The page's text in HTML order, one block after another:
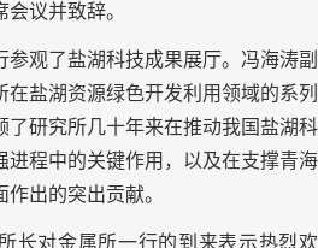
议并致辞。
参观了盐湖科技成果展厅。冯海涛副
盐湖资源绿色开发利用领域的系列
了研究所几十年来在推动我国盐湖科
进程中的关键作用，以及在支撑青海
出的突出贡献。
长对金属所一行的到来表示热烈欢